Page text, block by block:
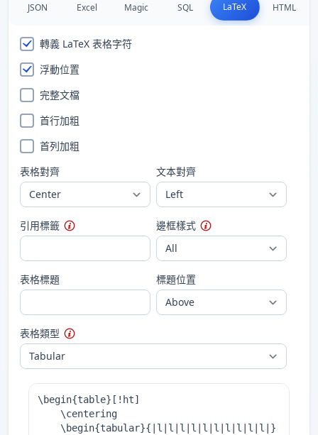
JSON Excel Magic SQL LaTeX HTML
轉義 LaTeX 表格字符
浮動位置
完整文檔
首行加粗
首列加粗
表格對齊
文本對齊
引用標籤 邊框樣式
表格標題 標題位置
表格類型